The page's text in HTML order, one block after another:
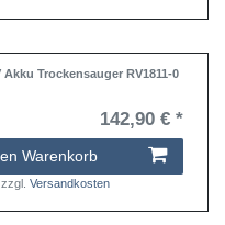
Akku Trockensauger RV1811-0
142,90 € *
Warenkorb
zzgl.Versandkosten